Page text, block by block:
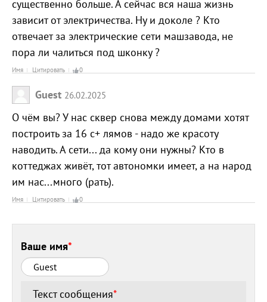
существенно больше. А сейчас вся наша жизнь
зависит от электричества. Ну и доколе ? Кто
отвечает за электрические сети машзавода, не
пора ли чалиться под шконку ?
Имя Цитировать 0
Guest 26.02.2025
О чём вы? У нас сквер снова между домами хотят
построить за 16 с+ лямов - надо же красоту
наводить. А сети... да кому они нужны? Кто в
коттеджах живёт, тот автономки имеет, а на народ
им нас...много (рать).
Имя Цитировать 0
Ваше имя*
Текст сообщения*